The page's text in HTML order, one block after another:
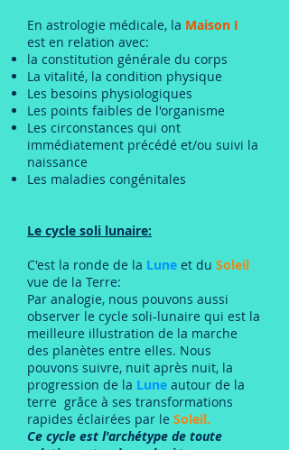
En astrologie médicale, la Maison I
est en relation avec:
la constitution générale du corps
La vitalité, la condition physique
Les besoins physiologiques
Les points faibles de l'organisme
Les circonstances qui ont
immédiatement précédé et/ou suivi la
naissance
Les maladies congénitales
Le cycle soli lunaire:
C'est la ronde de la Lune et du Soleil
vue de la Terre:
Par analogie, nous pouvons aussi
observer le cycle soli-lunaire qui est la
meilleure illustration de la marche
des planètes entre elles. Nous
pouvons suivre, nuit après nuit, la
progression de la Lune autour de la
terre grâce à ses transformations
rapides éclairées par le Soleil.
Ce cycle est l'archétype de toute